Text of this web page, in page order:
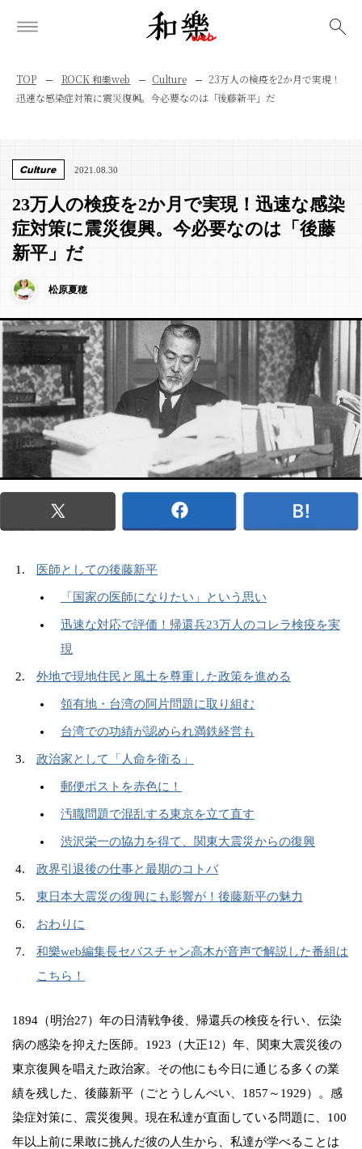
TOP ROCK 和樂web Culture
23万人の検疫を2か月で実現！
迅速な感染症対策に震災復興。今必要なのは「後藤新平」だ
Culture 2021.08.30
23万人の検疫を2か月で実現！迅速な感染
症対策に震災復興。今必要なのは「後藤
新平」だ
松原夏穂
医師としての後藤新平
「国家の医師になりたい」という思い
迅速な対応で評価！帰還兵23万人のコレラ検疫を実
現
外地で現地住民と風土を尊重した政策を進める
領有地・台湾の阿片問題に取り組む
台湾での功績が認められ満鉄経営も
政治家として「人命を衛る」
郵便ポストを赤色に！
汚職問題で混乱する東京を立て直す
渋沢栄一の協力を得て、関東大震災からの復興
政界引退後の仕事と最期のコトバ
東日本大震災の復興にも影響が！後藤新平の魅力
おわりに
和樂web編集長セバスチャン高木が音声で解説した番組は
こちら！
1894（明治27）年の日清戦争後、帰還兵の検疫を行い、伝染
病の感染を抑えた医師。1923（大正12）年、関東大震災後の
東京復興を唱えた政治家。その他にも今日に通じる多くの業
績を残した、後藤新平（ごとうしんぺい、1857～1929）。感
染症対策に、震災復興。現在私達が直面している問題に、100
年以上前に果敢に挑んだ彼の人生から、私達が学べることは